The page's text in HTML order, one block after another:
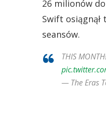
26 milionów
Swift osiągnął
seansów.
THIS
— The Eras